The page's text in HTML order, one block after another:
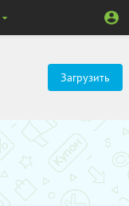
Загрузить